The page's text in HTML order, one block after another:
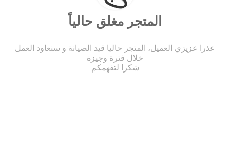
المتجر مغلق حالياً
عذرا عزيزي العميل، المتجر حاليا قيد الصيانة و سنعاود العمل
خلال فترة وجيزة
شكرا لتفهمكم